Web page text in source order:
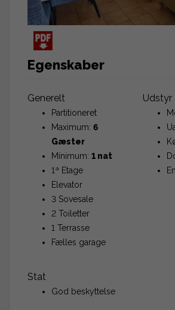
Egenskaber
Generelt
Partitioneret
Maximum: 6
Gæster
Mínimum: 1 nat
1ª Etage
Elevator
3 Sovesale
2 Toiletter
1 Terrasse
Fælles garage
Stat
God beskyttelse
Udstyr